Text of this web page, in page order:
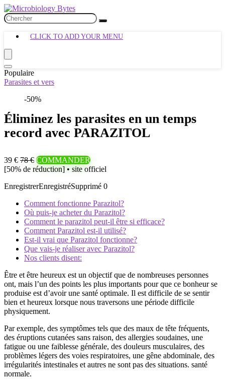
CLICK TO ADD YOUR MENU
Populaire
Parasites et vers
-50%
Éliminez les parasites en un temps
record avec PARAZITOL
39 € 78 € COMMANDER
[50% de réduction] • site officiel
EnregistrerEnregistréSupprimé 0
Comment fonctionne Parazitol?
Où puis-je acheter du Parazitol?
Comment le parazitol peut-il être si efficace?
Comment Parazitol est-il utilisé?
Est-il vrai que Parazitol fonctionne?
Que vais-je réaliser avec Parazitol?
Nos clients disent:
Être et être heureux est un objectif que de nombreuses personnes
ont, mais l’un des points les plus importants pour que ce bonheur se
produise est d’avoir une santé optimale. Il est difficile de se sentir
bien et heureux lorsque nous traversons une période difficile
physiquement.
Par exemple, des symptômes tels que des maux de tête fréquents,
des éruptions cutanées sans raison, des allergies soudaines, une
fatigue ou une faiblesse générale, des douleurs musculaires, des
problèmes légers des voies respiratoires, une gêne abdominale, des
irrégularités intestinales et autres ne sont pas des situations. santé
normale.